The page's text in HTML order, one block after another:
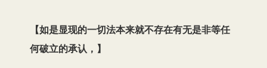
【如是显现的一切法本来就不存在有无是非等任
何破立的承认，】